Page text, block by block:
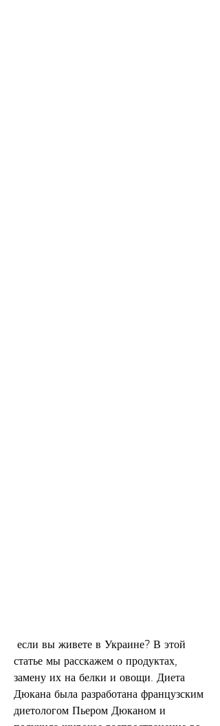
статье мы расскажем о продуктах,
замену их на белки и овощи. Диета
Дюкана была разработана французским
диетологом Пьером Дюканом и